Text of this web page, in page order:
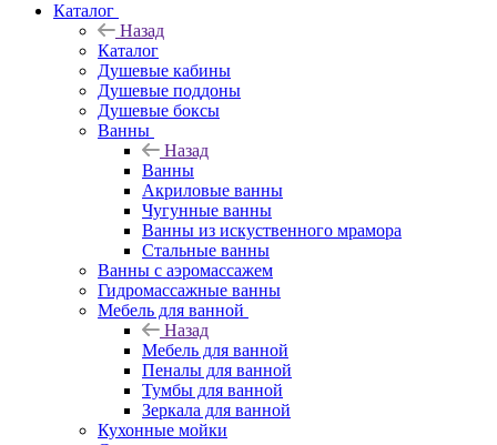
Каталог
Назад
Каталог
Душевые кабины
Душевые поддоны
Душевые боксы
Ванны
Назад
Ванны
Акриловые ванны
Чугунные ванны
Ванны из искуственного мрамора
Стальные ванны
Ванны с аэромассажем
Гидромассажные ванны
Мебель для ванной
Назад
Мебель для ванной
Пеналы для ванной
Тумбы для ванной
Зеркала для ванной
Кухонные мойки